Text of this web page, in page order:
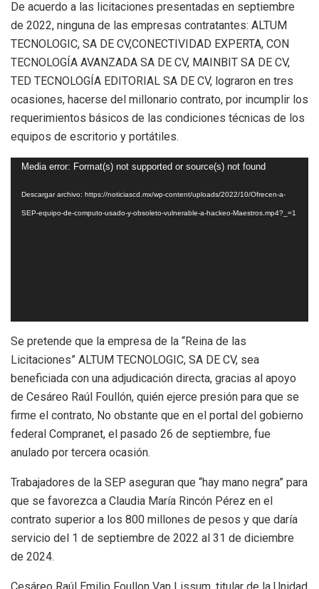
De acuerdo a las licitaciones presentadas en septiembre
de 2022, ninguna de las empresas contratantes: ALTUM
TECNOLOGIC, SA DE CV,CONECTIVIDAD EXPERTA, CON
TECNOLOGÍA AVANZADA SA DE CV, MAINBIT SA DE CV,
TED TECNOLOGÍA EDITORIAL SA DE CV, lograron en tres
ocasiones, hacerse del millonario contrato, por incumplir los
requerimientos básicos de las condiciones técnicas de los
equipos de escritorio y portátiles.
Reproductor
Media error: Format(s) not supported or source(s) not found
Descargar archivo: https://noticiascd.mx/wp-content/uploads/2022/10/Ofrecen-a-
SEP-equipo-de-computo-usado-y-obsoleto-vulnerable-a-hackeo-Maestros.mp4?_=1
Se pretende que la empresa de la “Reina de las
Licitaciones” ALTUM TECNOLOGIC, SA DE CV, sea
beneficiada con una adjudicación directa, gracias al apoyo
de Cesáreo Raúl Foullón, quién ejerce presión para que se
firme el contrato, No obstante que en el portal del gobierno
federal Compranet, el pasado 26 de septiembre, fue
anulado por tercera ocasión.
Trabajadores de la SEP aseguran que “hay mano negra” para
que se favorezca a Claudia María Rincón Pérez en el
contrato superior a los 800 millones de pesos y que daría
servicio del 1 de septiembre de 2022 al 31 de diciembre
de 2024.